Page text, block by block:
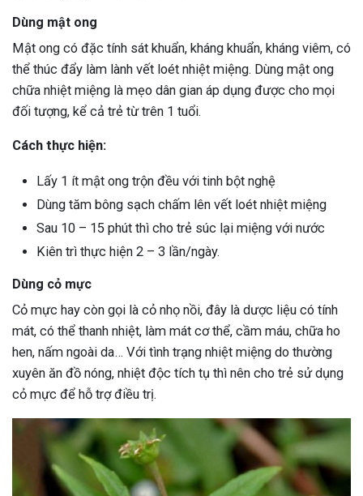
Dùng mật ong
Mật ong có đặc tính sát khuẩn, kháng khuẩn, kháng viêm, có
thể thúc đẩy làm lành vết loét nhiệt miệng. Dùng mật ong
chữa nhiệt miệng là mẹo dân gian áp dụng được cho mọi
đối tượng, kể cả trẻ từ trên 1 tuổi.
Cách thực hiện:
Lấy 1 ít mật ong trộn đều với tinh bột nghệ
Dùng tăm bông sạch chấm lên vết loét nhiệt miệng
Sau 10 – 15 phút thì cho trẻ súc lại miệng với nước
Kiên trì thực hiện 2 – 3 lần/ngày.
Dùng cỏ mực
Cỏ mực hay còn gọi là cỏ nhọ nồi, đây là dược liệu có tính
mát, có thể thanh nhiệt, làm mát cơ thể, cầm máu, chữa ho
hen, nấm ngoài da… Với tình trạng nhiệt miệng do thường
xuyên ăn đồ nóng, nhiệt độc tích tụ thì nên cho trẻ sử dụng
cỏ mực để hỗ trợ điều trị.